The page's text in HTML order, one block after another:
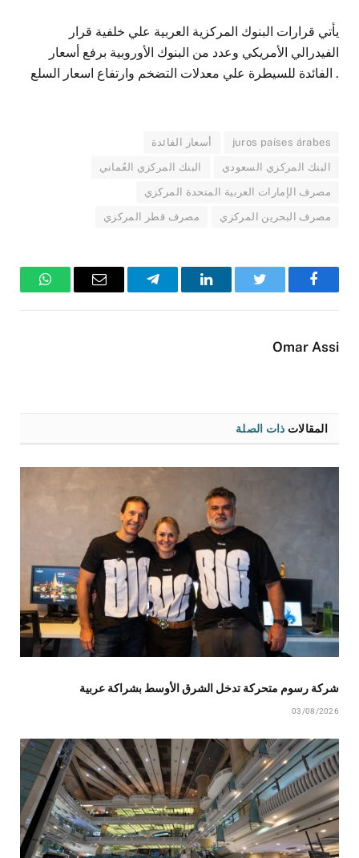
يأتي قرارات البنوك المركزية العربية علي خلفية قرار
الفيدرالي الأمريكي وعدد من البنوك الأوروبية برفع أسعار
الفائدة للسيطرة علي معدلات التضخم وارتفاع اسعار السلع .
juros países árabes أسعار الفائدة
البنك المركزي السعودي البنك المركزي العُماني
مصرف الإمارات العربية المتحدة المركزي
مصرف البحرين المركزي مصرف قطر المركزي
فيسبوك تويتر لينكدإن تيلقرام
البريد
واتساب
Omar Assi
المقالات ذات الصلة
شركة رسوم متحركة تدخل الشرق الأوسط بشراكة عربية
03/08/2026